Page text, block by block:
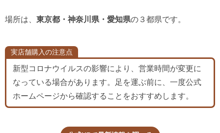
場所は、 東京都・神奈川県・愛知県の３都県です。
実店舗購入の注意点
新型コロナウイルスの影響により、営業時間が変更に
なっている場合があります。足を運ぶ前に、一度公式
ホームページから確認することをおすすめします。